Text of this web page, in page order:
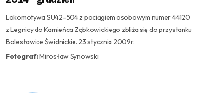
Lokomotywa SU42-504 z pociągiem osobowym numer 44120
z Legnicy do Kamieńca Ząbkowickiego zbliża się do przystanku
Bolesławice Świdnickie. 23 stycznia 2009r.
Fotograf:Mirosław Synowski